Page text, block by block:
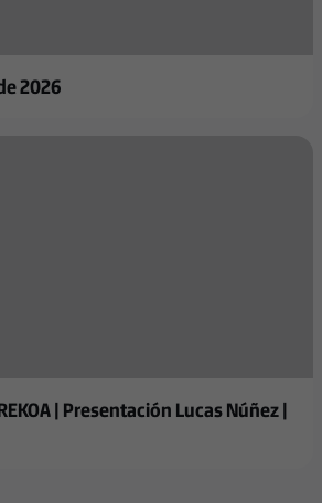
2026
| Presentación Lucas Núñez |